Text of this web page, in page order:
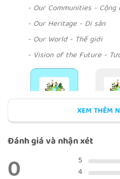
UNIT 3.2 - TEEN
PRESSURE
UNIT 3.3 - TEEN
PRESSURE
UNIT 3.4 -
PRESSURE
- Our Communities - Cộng
- Our Heritage - Di sản
- Our World - Thế giới
- Vision of the Future -
XEM THÊM
Đánh giá và nhận xét
0
5
4